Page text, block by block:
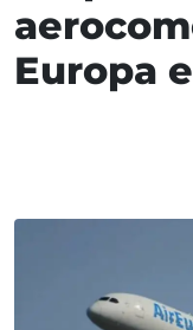
Europa